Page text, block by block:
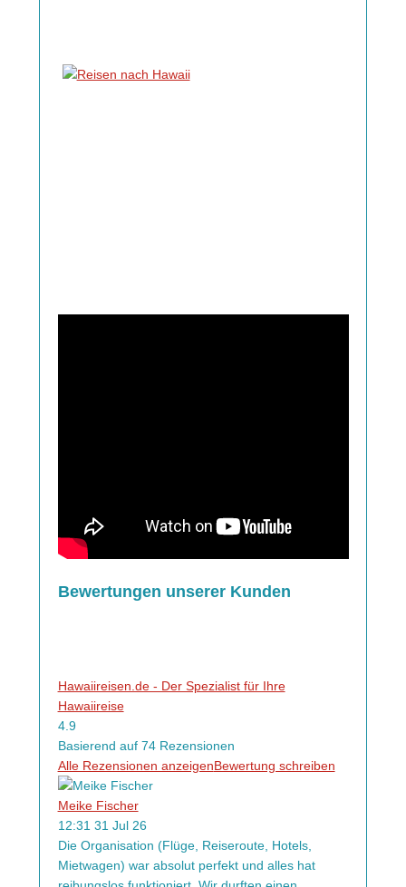
Bewertungen unserer Kunden
Hawaiireisen.de - Der Spezialist für Ihre
Hawaiireise
4.9
Basierend auf 74 Rezensionen
Alle Rezensionen anzeigenBewertung schreiben
Meike Fischer
12:31 31 Jul 26
Die Organisation (Flüge, Reiseroute, Hotels,
Mietwagen) war absolut perfekt und alles hat